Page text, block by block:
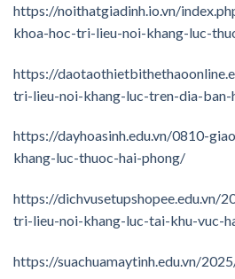
https://noithatgiadinh.io.vn/
khoa-hoc-tri-lieu-noi-khang-luc-
https://
tri-lieu-noi-khang-luc-tren-dia-ban-
https://dayhoasinh.edu.vn/0810-
khang-luc-thuoc-hai-phong/
https://dichvusetupshopee.edu.vn/
tri-lieu-noi-khang-luc-tai-khu-vuc-
https://suachuamaytinh.edu.vn/